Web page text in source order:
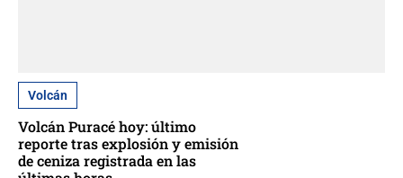
Volcán
Volcán Puracé hoy: último
reporte tras explosión y emisión
de ceniza registrada en las